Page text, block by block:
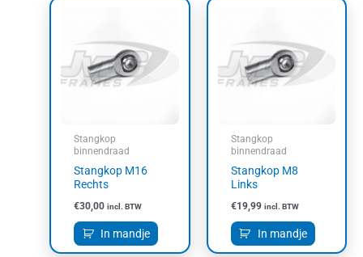
Stangkop
binnendraad
Stangkop M16
Rechts
€30,00 incl. BTW
In mandje
Stangkop
binnendraad
Stangkop M8
Links
€19,99 incl. BTW
In mandje